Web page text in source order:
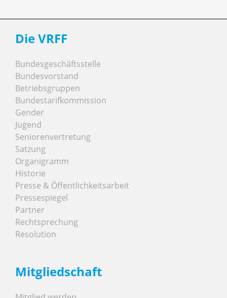
Die VRFF
Bundesgeschäftsstelle
Bundesvorstand
Betriebsgruppen
Bundestarifkommission
Gender
Jugend
Seniorenvertretung
Satzung
Organigramm
Historie
Presse & Öffentlichkeitsarbeit
Pressespiegel
Partner
Rechtsprechung
Resolution
Mitgliedschaft